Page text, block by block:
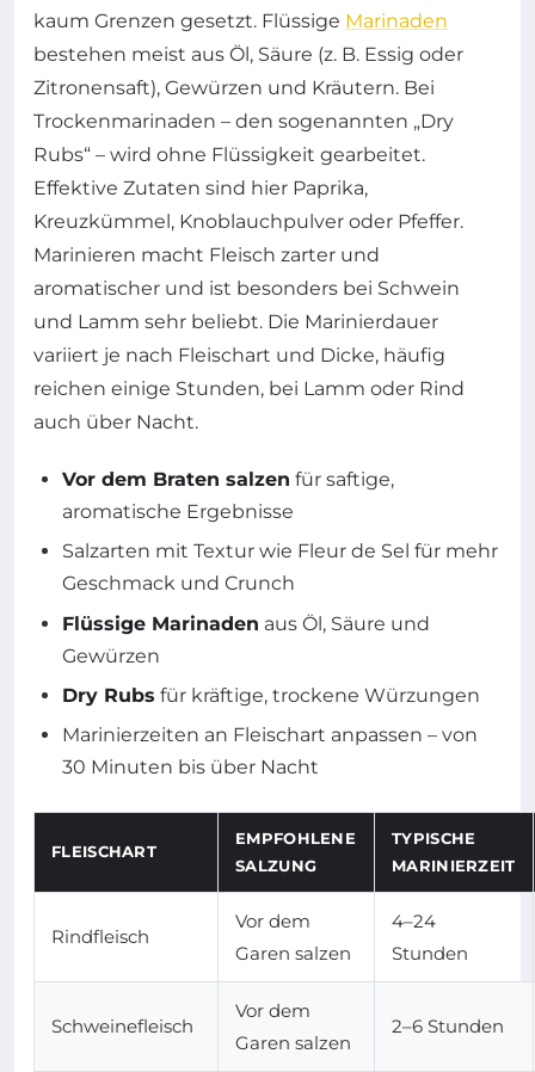
kaum Grenzen gesetzt. Flüssige Marinaden
bestehen meist aus Öl, Säure (z. B. Essig oder
Zitronensaft), Gewürzen und Kräutern. Bei
Trockenmarinaden – den sogenannten „Dry
Rubs“ – wird ohne Flüssigkeit gearbeitet.
Effektive Zutaten sind hier Paprika,
Kreuzkümmel, Knoblauchpulver oder Pfeffer.
Marinieren macht Fleisch zarter und
aromatischer und ist besonders bei Schwein
und Lamm sehr beliebt. Die Marinierdauer
variiert je nach Fleischart und Dicke, häufig
reichen einige Stunden, bei Lamm oder Rind
auch über Nacht.
Vor dem Braten salzen für saftige,
aromatische Ergebnisse
Salzarten mit Textur wie Fleur de Sel für mehr
Geschmack und Crunch
Flüssige Marinaden aus Öl, Säure und
Gewürzen
Dry Rubs für kräftige, trockene Würzungen
Marinierzeiten an Fleischart anpassen – von
30 Minuten bis über Nacht
FLEISCHART
EMPFOHLENE
SALZUNG
TYPISCHE
MARINIERZEIT
Rindfleisch
Vor dem
Garen salzen
4–24
Stunden
Schweinefleisch
Vor dem
Garen salzen
2–6 Stunden